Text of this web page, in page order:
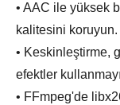
• AAC ile yüksek
kalitesini koruyun.
• Keskinleştirme,
efektler
• FFmpeg'de